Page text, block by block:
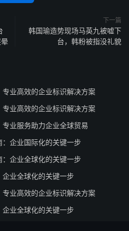
下一篇
韩国瑜造势现场马英九被嘘下
台，韩粉被指没礼貌
业高效的企业标识解决方案
业高效的企业标识解决方案
业服务助力企业全球贸易
企业国际化的关键一步
企业全球化的关键一步
业全球化的关键一步
业高效的企业标识解决方案
业全球化的关键一步